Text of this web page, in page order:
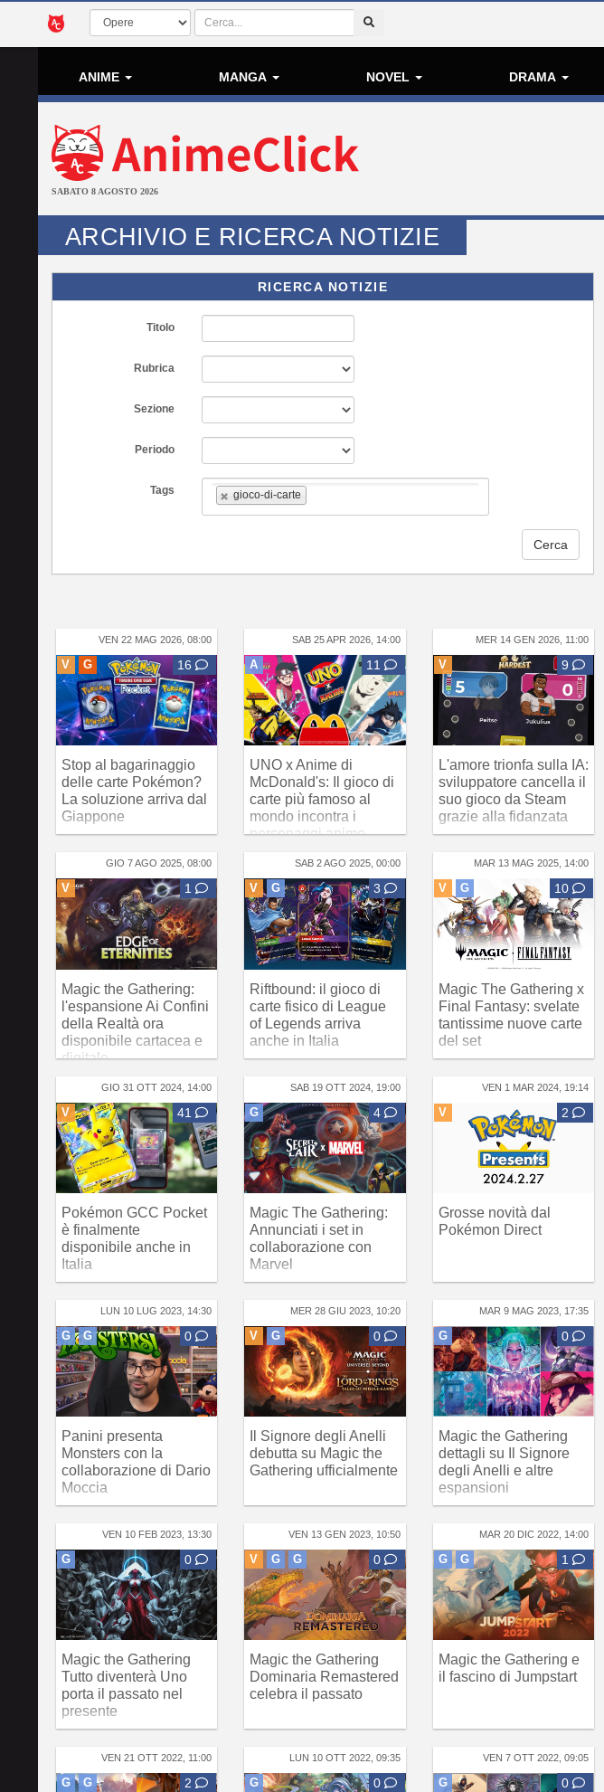
ANIME MANGA NOVEL DRAMA
SABATO 8 AGOSTO 2026
ARCHIVIO E RICERCA NOTIZIE
RICERCA NOTIZIE
Titolo
Rubrica
Sezione
Periodo
Tags gioco-di-carte
Cerca
VEN 22 MAG 2026, 08:00
V G 16
Stop al bagarinaggio
delle carte Pokémon?
La soluzione arriva dal
Giappone
SAB 25 APR 2026, 14:00
A 11
UNO x Anime di
McDonald's: Il gioco di
carte più famoso al
mondo incontra i
personaggi anime
MER 14 GEN 2026, 11:00
V 9
L'amore trionfa sulla IA:
sviluppatore cancella il
suo gioco da Steam
grazie alla fidanzata
GIO 7 AGO 2025, 08:00
V 1
Magic the Gathering:
l'espansione Ai Confini
della Realtà ora
disponibile cartacea e
digitale
SAB 2 AGO 2025, 00:00
V G 3
Riftbound: il gioco di
carte fisico di League
of Legends arriva
anche in Italia
MAR 13 MAG 2025, 14:00
V G 10
Magic The Gathering x
Final Fantasy: svelate
tantissime nuove carte
del set
GIO 31 OTT 2024, 14:00
V 41
Pokémon GCC Pocket
è finalmente
disponibile anche in
Italia
SAB 19 OTT 2024, 19:00
G 4
Magic The Gathering:
Annunciati i set in
collaborazione con
Marvel
VEN 1 MAR 2024, 19:14
V 2
Grosse novità dal
Pokémon Direct
LUN 10 LUG 2023, 14:30
G G 0
Panini presenta
Monsters con la
collaborazione di Dario
Moccia
MER 28 GIU 2023, 10:20
V G 0
Il Signore degli Anelli
debutta su Magic the
Gathering ufficialmente
MAR 9 MAG 2023, 17:35
G 0
Magic the Gathering
dettagli su Il Signore
degli Anelli e altre
espansioni
VEN 10 FEB 2023, 13:30
G 0
Magic the Gathering
Tutto diventerà Uno
porta il passato nel
presente
VEN 13 GEN 2023, 10:50
V G G 0
Magic the Gathering
Dominaria Remastered
celebra il passato
MAR 20 DIC 2022, 14:00
G G 1
Magic the Gathering e
il fascino di Jumpstart
VEN 21 OTT 2022, 11:00
G G 2
LUN 10 OTT 2022, 09:35
G 0
VEN 7 OTT 2022, 09:05
G 0